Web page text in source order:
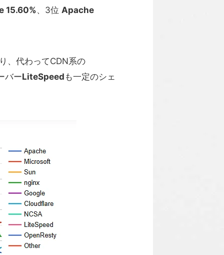
15.60%、3位 Apache
、代わってCDN系の
バーLiteSpeed も一定のシェ